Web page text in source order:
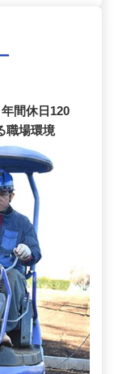
間休日120
職場環境